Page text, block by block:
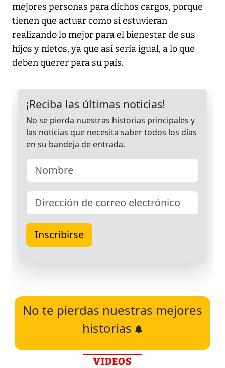
mejores personas para dichos cargos, porque
tienen que actuar como si estuvieran
realizando lo mejor para el bienestar de sus
hijos y nietos, ya que así sería igual, a lo que
deben querer para su país.
No te pierdas nuestras mejores
historias
VIDEOS